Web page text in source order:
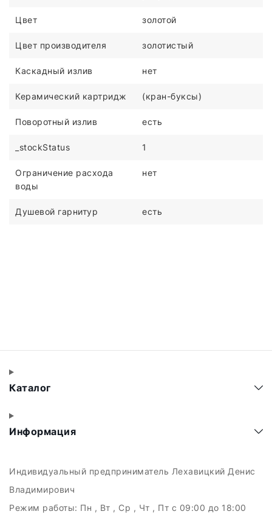
Цвет золотой
Цвет производителя золотистый
Каскадный излив нет
Керамический картридж (кран-буксы)
Поворотный излив есть
_stockStatus 1
Ограничение расхода
воды
нет
Душевой гарнитур есть
Каталог
Информация
Индивидуальный предприниматель Лехавицкий Денис
Владимирович
Режим работы: Пн , Вт , Ср , Чт , Пт c 09:00 до 18:00